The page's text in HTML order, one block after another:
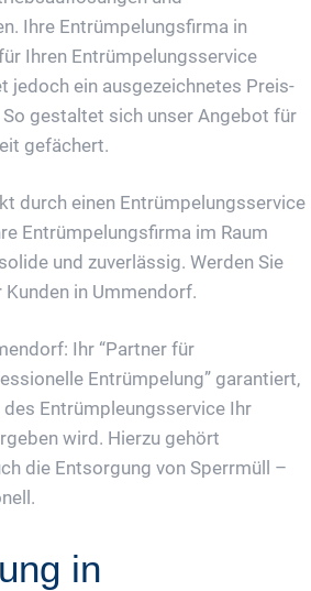
Ihre Entrümpelungsfirma in
Ihren Entrümpelungsservice
jedoch ein ausgezeichnetes Preis-
gestaltet sich unser Angebot für
gefächert.
durch einen Entrümpelungsservice
Entrümpelungsfirma im Raum
und zuverlässig. Werden Sie
in Ummendorf.
Ihr “Partner für
Entrümpelung” garantiert,
Entrümpleungsservice Ihr
wird. Hierzu gehört
die Entsorgung von Sperrmüll –
in